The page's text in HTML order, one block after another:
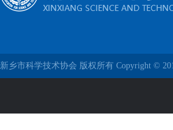
新乡市科学技术协会 版权所有 Copyright ©